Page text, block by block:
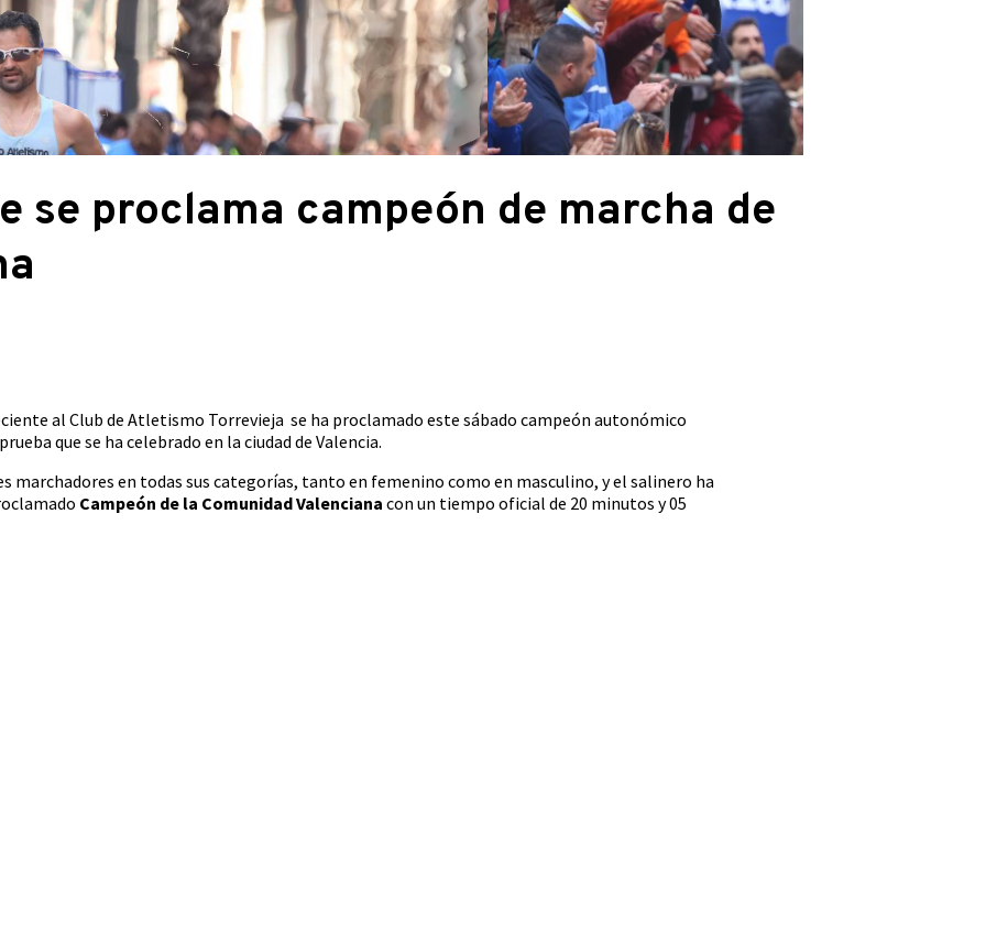
se proclama campeón de marcha de
al Club de Atletismo Torrevieja se ha proclamado este sábado campeón autonómico
que se ha celebrado en la ciudad de Valencia.
marchadores en todas sus categorías, tanto en femenino como en masculino, y el salinero ha
Campeón de la Comunidad Valenciana con un tiempo oficial de 20 minutos y 05